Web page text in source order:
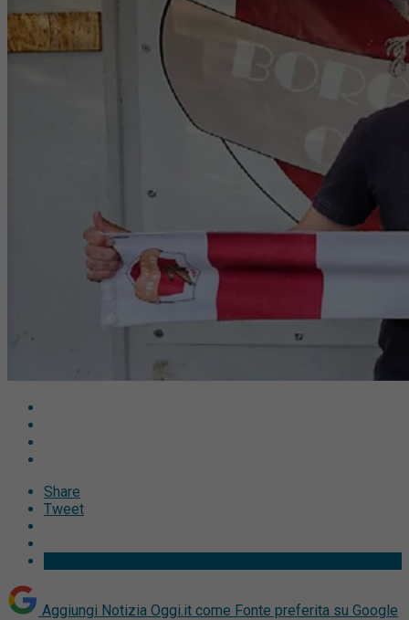
Share
Tweet
Aggiungi Notizia Oggi.it come Fonte preferita su Google